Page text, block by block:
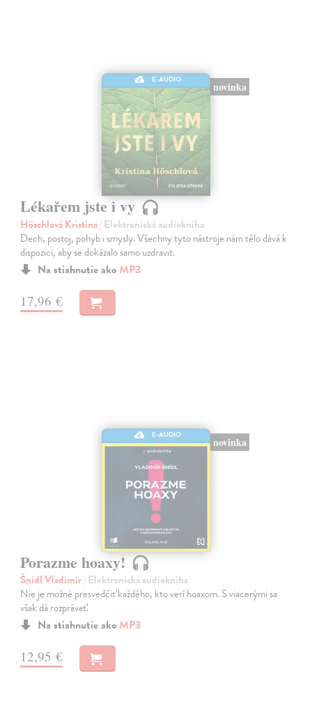
E-AUDIO
novinka
Lékařem jste i vy
Höschlová Kristina| Elektronická audiokniha
Dech, postoj, pohyb i smysly. Všechny tyto nástroje nám tělo dává k
dispozici, aby se dokázalo samo uzdravit.
Na stiahnutie ako MP3
17,96 €
E-AUDIO
novinka
Porazme hoaxy!
Šnídl Vladimír| Elektronická audiokniha
Nie je možné presvedčiť každého, kto verí hoaxom. S viacerými sa
však dá rozprávať.
Na stiahnutie ako MP3
12,95 €